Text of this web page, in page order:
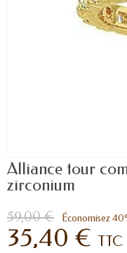
Alliance tour
zirconium
59,00 € Économisez
35,40 € TTC